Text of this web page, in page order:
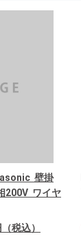
壁掛
200V ワイヤ
（税込）